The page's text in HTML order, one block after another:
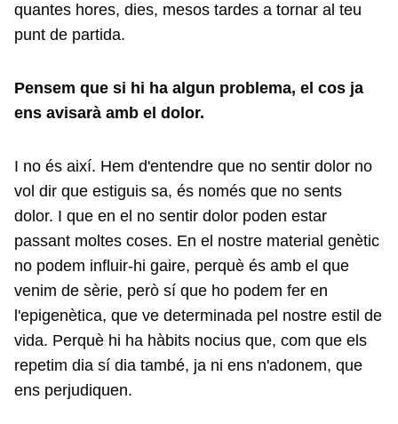
quantes hores, dies, mesos tardes a tornar al teu
punt de partida.
Pensem que si hi ha algun problema, el cos ja
ens avisarà amb el dolor.
I no és així. Hem d'entendre que no sentir dolor no
vol dir que estiguis sa, és només que no sents
dolor. I que en el no sentir dolor poden estar
passant moltes coses. En el nostre material genètic
no podem influir-hi gaire, perquè és amb el que
venim de sèrie, però sí que ho podem fer en
l'epigenètica, que ve determinada pel nostre estil de
vida. Perquè hi ha hàbits nocius que, com que els
repetim dia sí dia també, ja ni ens n'adonem, que
ens perjudiquen.